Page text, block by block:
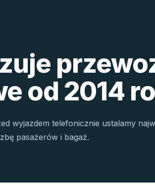
od 2014
wyjazdem telefonicznie ustalamy
pasażerów i bagaż.